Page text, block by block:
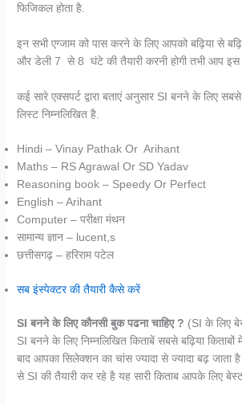
फिजिकल होता है.
इन सभी एग्जाम को पास करने के लिए आपको बढ़िया से
और डेली 7 से 8 घंटे की तैयारी करनी होगी तभी आप इस
कई सारे एक्सपर्ट द्वारा बताएं अनुसार SI बनने के लिए
लिस्ट निम्नलिखित है.
Hindi – Vinay Pathak Or Arihant
Maths – RS Agrawal Or SD Yadav
Reasoning book – Speedy Or Perfect
English – Arihant
Computer – परीक्षा मंथन
सामान्य ज्ञान – lucent,s
छत्तीसगढ़ – हरिराम पटेल
सब इंस्पेक्टर की तैयारी कैसे करें
SI बनने के लिए कौनसी बुक पढना चाहिए ? (SI के लिए
SI बनने के लिए निम्नलिखित किताबें सबसे बढ़िया
बाद आपका सिलेक्शन का चांस ज्यादा से ज्यादा बढ़ जाता
से SI की तैयारी कर रहे है यह सारी किताब आपके लिए